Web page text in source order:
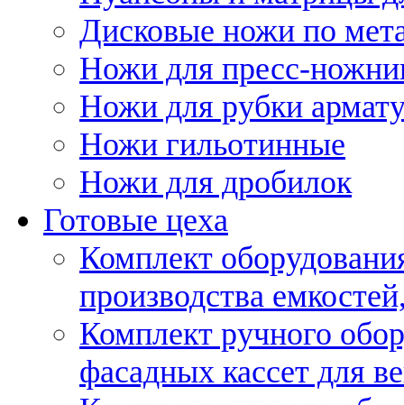
Дисковые ножи по
Ножи для пресс-
Ножи для рубки
Ножи гильотинные
Ножи для дробилок
Готовые цеха
Комплект
производства
Комплект ручного
фасадных кассет для